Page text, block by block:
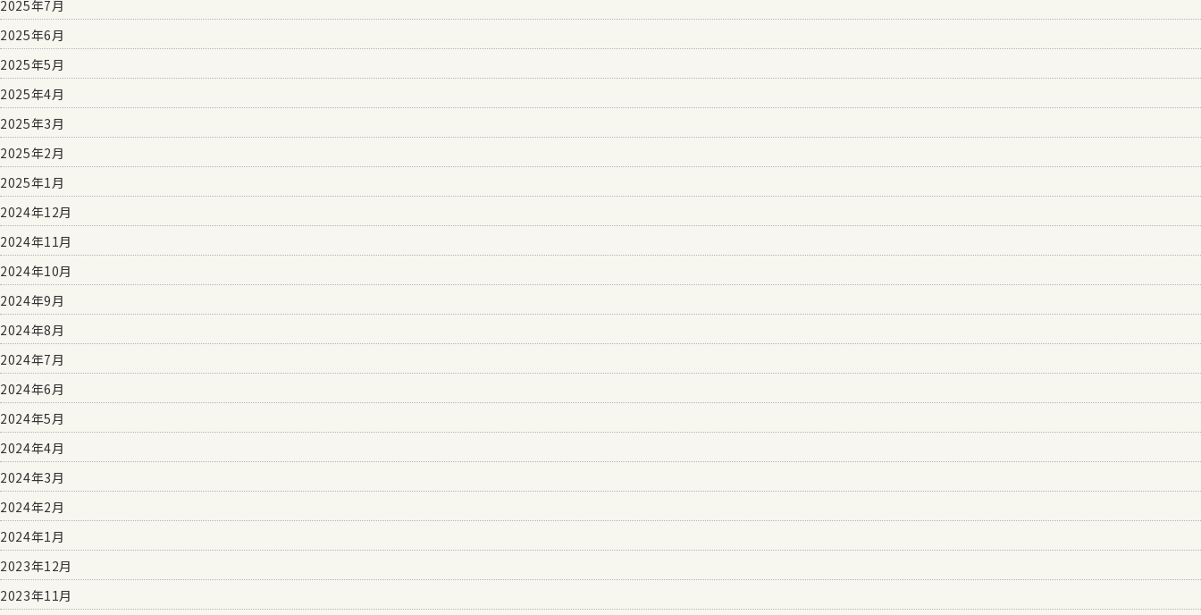
2025年7月
2025年6月
2025年5月
2025年4月
2025年3月
2025年2月
2025年1月
2024年12月
2024年11月
2024年10月
2024年9月
2024年8月
2024年7月
2024年6月
2024年5月
2024年4月
2024年3月
2024年2月
2024年1月
2023年12月
2023年11月